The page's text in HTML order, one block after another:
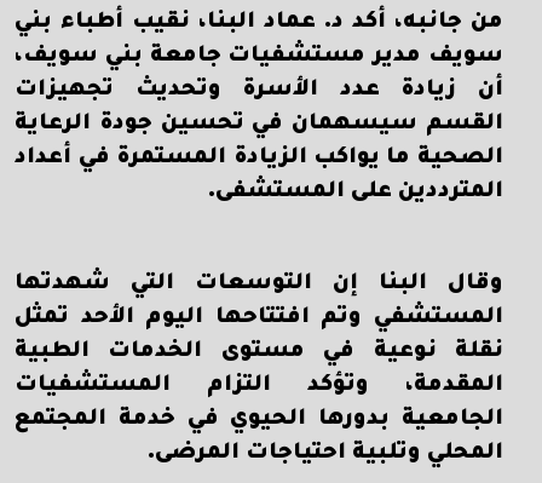
من جانبه، أكد د. عماد البنا، نقيب أطباء بني
سويف مدير مستشفيات جامعة بني سويف،
أن زيادة عدد الأسرة وتحديث تجهيزات
القسم سيسهمان في تحسين جودة الرعاية
الصحية ما يواكب الزيادة المستمرة في أعداد
المترددين على المستشفى.
وقال البنا إن التوسعات التي شهدتها
المستشفي وتم افتتاحها اليوم الأحد تمثل
نقلة نوعية في مستوى الخدمات الطبية
المقدمة، وتؤكد التزام المستشفيات
الجامعية بدورها الحيوي في خدمة المجتمع
المحلي وتلبية احتياجات المرضى.